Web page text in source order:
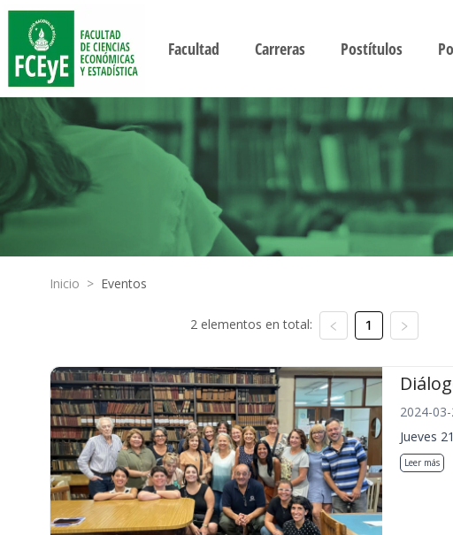
Facultad Carreras Postítulos
Inicio > Eventos
2 elementos en total: 1
2024-
Jueves
Leer más